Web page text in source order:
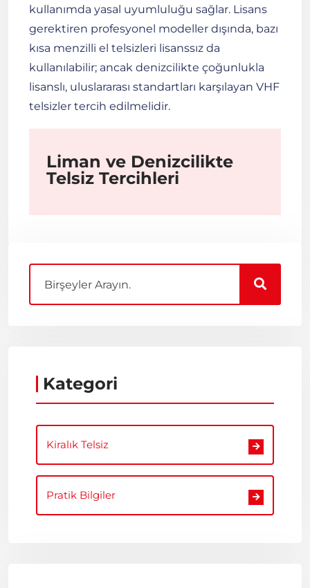
kullanımda yasal uyumluluğu sağlar. Lisans
gerektiren profesyonel modeller dışında, bazı
kısa menzilli el telsizleri lisanssız da
kullanılabilir; ancak denizcilikte çoğunlukla
lisanslı, uluslararası standartları karşılayan VHF
telsizler tercih edilmelidir.
Liman ve Denizcilikte
Telsiz Tercihleri
Kategori
Kiralık Telsiz
Pratik Bilgiler